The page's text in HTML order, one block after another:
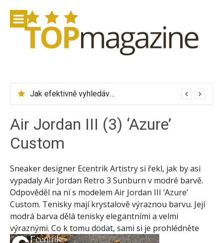
obsah
Jak efektivně vyhledávat letenky přes Skyscanner
Air Jordan III (3) ‘Azure’
Custom
Sneaker designer Ecentrik Artistry si řekl, jak by asi
vypadaly Air Jordan Retro 3 Sunburn v modré barvě.
Odpověděl na ní s modelem Air Jordan III ‘Azure’
Custom. Tenisky mají krystalově výraznou barvu. Její
modrá barva dělá tenisky elegantními a velmi
výraznými. Co k tomu dodat, sami si je prohlédněte